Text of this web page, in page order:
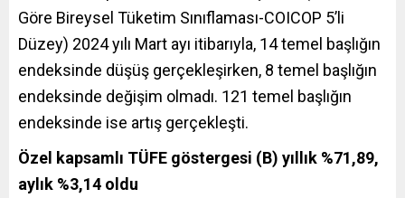
Göre Bireysel Tüketim Sınıflaması-COICOP 5’li
Düzey) 2024 yılı Mart ayı itibarıyla, 14 temel başlığın
endeksinde düşüş gerçekleşirken, 8 temel başlığın
endeksinde değişim olmadı. 121 temel başlığın
endeksinde ise artış gerçekleşti.
Özel kapsamlı TÜFE göstergesi (B) yıllık %71,89,
aylık %3,14 oldu